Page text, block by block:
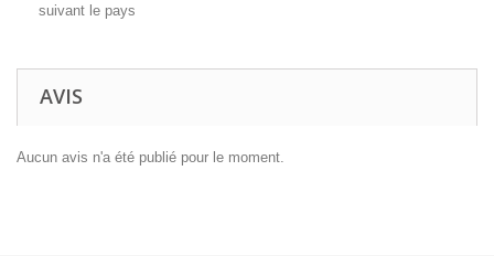
suivant le pays
AVIS
Aucun avis n'a été publié pour le moment.